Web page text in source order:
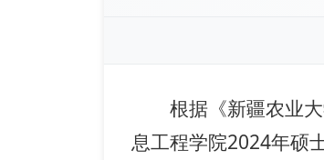
根据《新疆农业
息工程学院2024年硕